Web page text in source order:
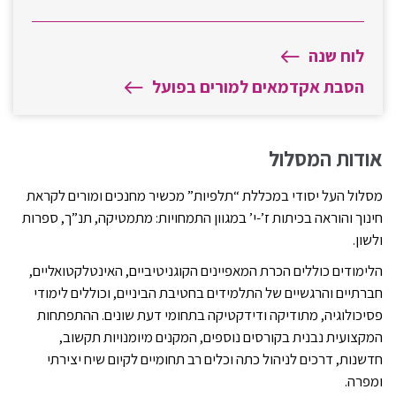
אודות המסלול
מסלול העל יסודי במכללת “תלפיות” מכשיר מחנכים ומורים לקראת
חינוך והוראה בכיתות ז’-י’ במגוון התמחויות: מתמטיקה, תנ”ך, ספרות
ולשון.
הלימודים כוללים הכרת המאפיינים הקוגניטיביים, האינטלקטואליים,
חברתיים והרגשיים של התלמידים בחטיבת הביניים, וכוללים לימודי
פסיכולוגיה, מתודיקה ודידקטיקה בתחומי דעת שונים. ההתפתחות
המקצועית נבנית בקורסים נוספים, המקנים מיומנויות תקשוב,
חדשנות, דרכים לניהול כתה וכלים רב תחומיים לקיום שיח יצירתי
ומפרה.
לוח שנה
הסבת אקדמאים למורים בפועל